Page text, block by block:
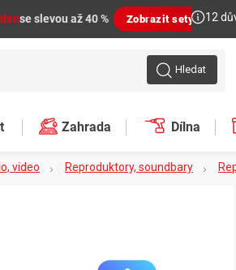
se slevou až 40 % Zobrazit sety 12
Hledat
Zahrada Dílna
video Reproduktory, soundbary